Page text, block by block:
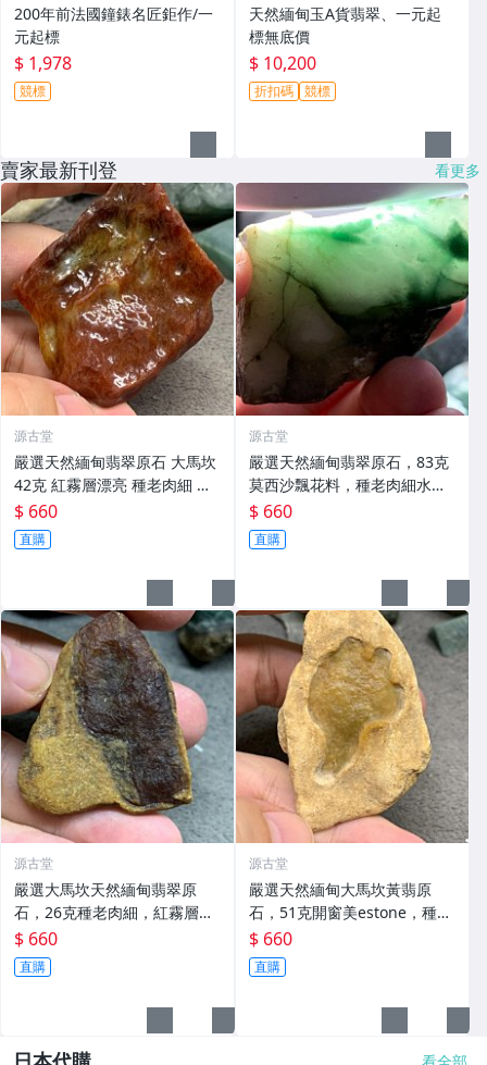
200年前法國鐘錶名匠鉅作/一
元起標
$ 1,978
競標
天然緬甸玉A貨翡翠、一元起
標無底價
$ 10,200
折扣碼 競標
賣家最新刊登 看更多
源古堂
嚴選天然緬甸翡翠原石 大馬坎
42克 紅霧層漂亮 種老肉細 裂
痕少 油性佳 廚房用具收藏家必
備 古董 緬玉 翡翠
$ 660
直購
源古堂
嚴選天然緬甸翡翠原石，83克
莫西沙飄花料，種老肉細水頭
佳，棉感迷人。 翡翠原石 綠色
玉雕 翡翠玉石
$ 660
直購
源古堂
嚴選大馬坎天然緬甸翡翠原
石，26克種老肉細，紅霧層迷
人 起冰水頭佳 裂痕清晰 經典
藏品 大馬坎 天然翡翠 原石
$ 660
直購
源古堂
嚴選天然緬甸大馬坎黃翡原
石，51克開窗美estone，種老
肉細水頭佳 黃翡 翡翠 大馬坎
$ 660
直購
看全部